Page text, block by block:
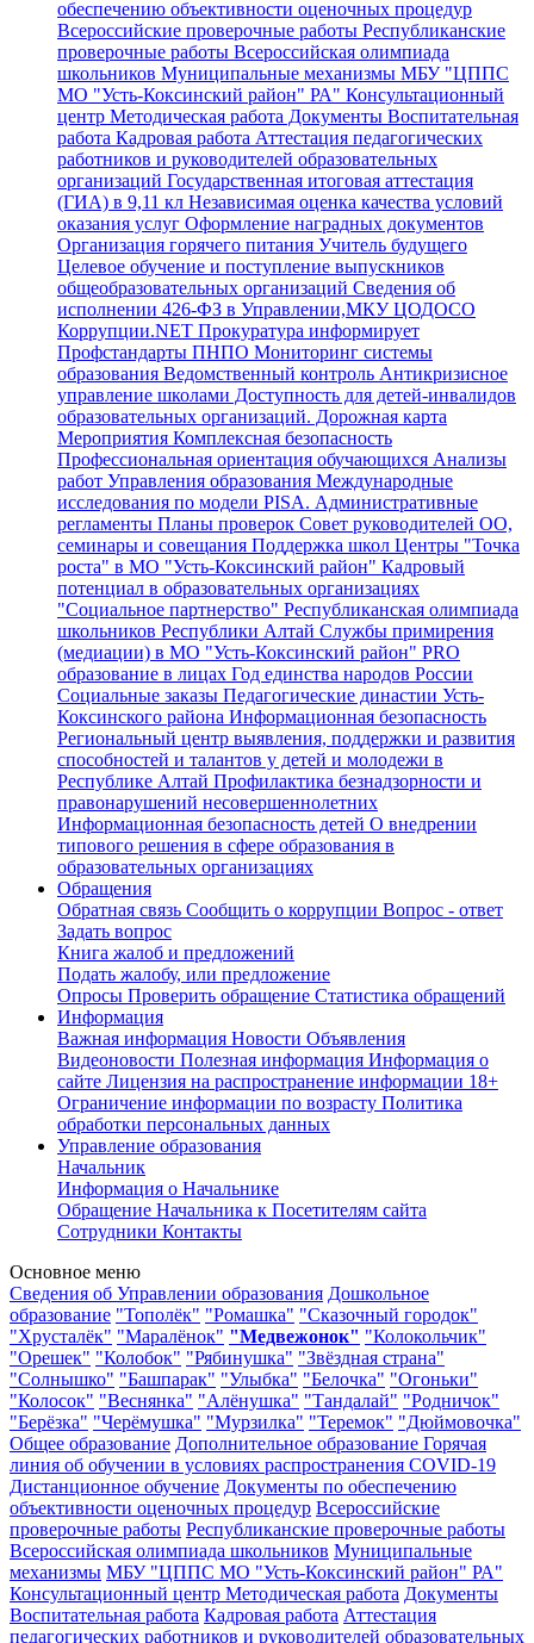
обеспечению объективности оценочных процедур
Всероссийские проверочные работы Республиканские
проверочные работы Всероссийская олимпиада
школьников Муниципальные механизмы МБУ "ЦППС
МО "Усть-Коксинский район" РА" Консультационный
центр Методическая работа Документы Воспитательная
работа Кадровая работа Аттестация педагогических
работников и руководителей образовательных
организаций Государственная итоговая аттестация
(ГИА) в 9,11 кл Независимая оценка качества условий
оказания услуг Оформление наградных документов
Организация горячего питания Учитель будущего
Целевое обучение и поступление выпускников
общеобразовательных организаций Сведения об
исполнении 426-ФЗ в Управлении,МКУ ЦОДОСО
Коррупции.NET Прокуратура информирует
Профстандарты ПНПО Мониторинг системы
образования Ведомственный контроль Антикризисное
управление школами Доступность для детей-инвалидов
образовательных организаций. Дорожная карта
Мероприятия Комплексная безопасность
Профессиональная ориентация обучающихся Анализы
работ Управления образования Международные
исследования по модели PISA. Административные
регламенты Планы проверок Совет руководителей ОО,
семинары и совещания Поддержка школ Центры "Точка
роста" в МО "Усть-Коксинский район" Кадровый
потенциал в образовательных организациях
"Социальное партнерство" Республиканская олимпиада
школьников Республики Алтай Службы примирения
(медиации) в МО "Усть-Коксинский район" PRO
образование в лицах Год единства народов России
Социальные заказы Педагогические династии Усть-
Коксинского района Информационная безопасность
Региональный центр выявления, поддержки и развития
способностей и талантов у детей и молодежи в
Республике Алтай Профилактика безнадзорности и
правонарушений несовершеннолетних
Информационная безопасность детей О внедрении
типового решения в сфере образования в
образовательных организациях
Обращения
Обратная связь Сообщить о коррупции Вопрос - ответ
Задать вопрос
Книга жалоб и предложений
Подать жалобу, или предложение
Опросы Проверить обращение Статистика обращений
Информация
Важная информация Новости Объявления
Видеоновости Полезная информация Информация о
сайте Лицензия на распространение информации 18+
Ограничение информации по возрасту Политика
обработки персональных данных
Управление образования
Начальник
Информация о Начальнике
Обращение Начальника к Посетителям сайта
Сотрудники Контакты
Основное меню
Сведения об Управлении образования Дошкольное
образование "Тополёк" "Ромашка" "Сказочный городок"
"Хрусталёк" "Маралёнок" "Медвежонок" "Колокольчик"
"Орешек" "Колобок" "Рябинушка" "Звёздная страна"
"Солнышко" "Башпарак" "Улыбка" "Белочка" "Огоньки"
"Колосок" "Веснянка" "Алёнушка" "Тандалай" "Родничок"
"Берёзка" "Черёмушка" "Мурзилка" "Теремок" "Дюймовочка"
Общее образование Дополнительное образование Горячая
линия об обучении в условиях распространения COVID-19
Дистанционное обучение Документы по обеспечению
объективности оценочных процедур Всероссийские
проверочные работы Республиканские проверочные работы
Всероссийская олимпиада школьников Муниципальные
механизмы МБУ "ЦППС МО "Усть-Коксинский район" РА"
Консультационный центр Методическая работа Документы
Воспитательная работа Кадровая работа Аттестация
педагогических работников и руководителей образовательных